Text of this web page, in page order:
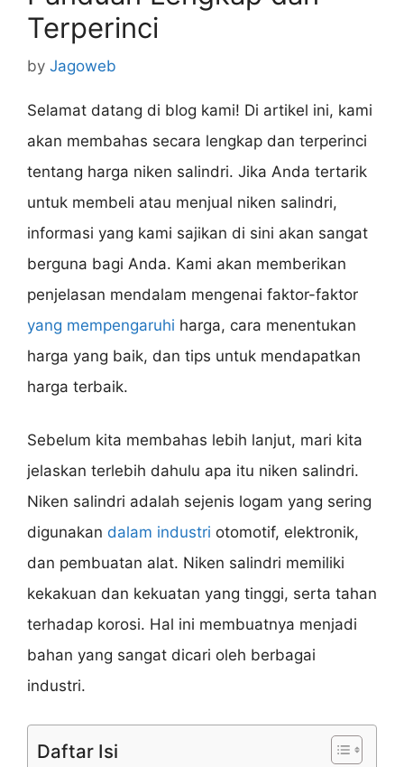
Terperinci
by Jagoweb
Selamat datang di blog kami! Di artikel ini, kami
akan membahas secara lengkap dan terperinci
tentang harga niken salindri. Jika Anda tertarik
untuk membeli atau menjual niken salindri,
informasi yang kami sajikan di sini akan sangat
berguna bagi Anda. Kami akan memberikan
penjelasan mendalam mengenai faktor-faktor
yang mempengaruhi harga, cara menentukan
harga yang baik, dan tips untuk mendapatkan
harga terbaik.
Sebelum kita membahas lebih lanjut, mari kita
jelaskan terlebih dahulu apa itu niken salindri.
Niken salindri adalah sejenis logam yang sering
digunakan dalam industri otomotif, elektronik,
dan pembuatan alat. Niken salindri memiliki
kekakuan dan kekuatan yang tinggi, serta tahan
terhadap korosi. Hal ini membuatnya menjadi
bahan yang sangat dicari oleh berbagai
industri.
Daftar Isi